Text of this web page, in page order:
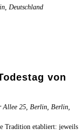
Deutschland
von
Allee 25, Berlin, Berlin,
Tradition etabliert: jeweils